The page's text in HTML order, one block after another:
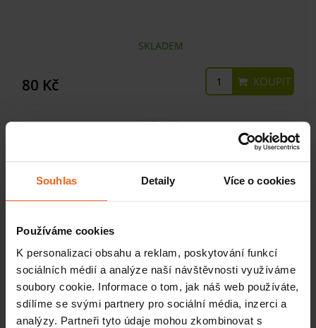
Souhlas Detaily Více o cookies
Používáme cookies
K personalizaci obsahu a reklam, poskytování funkcí
sociálních médií a analýze naší návštěvnosti využíváme
soubory cookie. Informace o tom, jak náš web používáte,
sdílíme se svými partnery pro sociální média, inzerci a
analýzy. Partneři tyto údaje mohou zkombinovat s
SKLADEM
80 Kč KOUPIT
Navlékač ponožek Soxon